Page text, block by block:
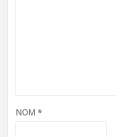
NOM *